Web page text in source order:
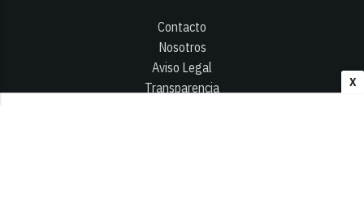
X
Contacto
Nosotros
Aviso Legal
Transparencia